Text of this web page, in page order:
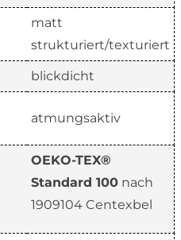
matt
strukturiert/texturiert
blickdicht
atmungsaktiv
OEKO-TEX®
Standard 100 nach
1909104 Centexbel